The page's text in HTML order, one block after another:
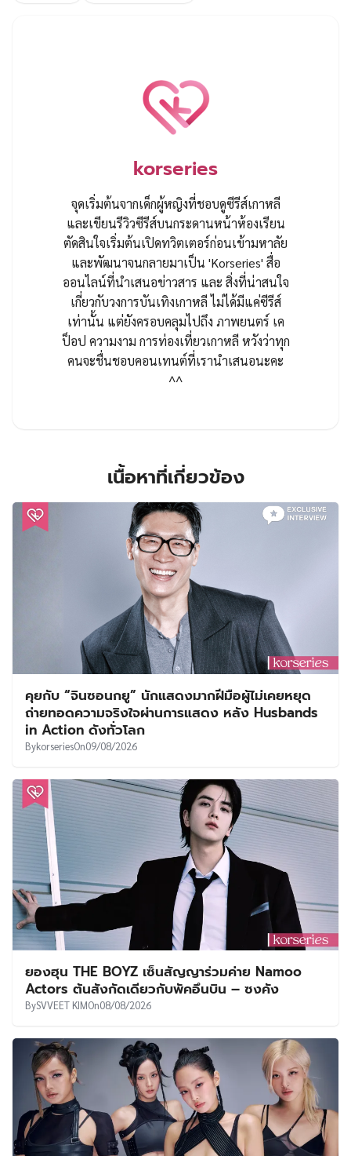
korseries
จุดเริ่มต้นจากเด็กผู้หญิงที่ชอบดูซีรีส์เกาหลี
และเขียนรีวิวซีรีส์บนกระดานหน้าห้องเรียน
ตัดสินใจเริ่มต้นเปิดทวิตเตอร์ก่อนเข้ามหาลัย
และพัฒนาจนกลายมาเป็น 'Korseries' สื่อ
ออนไลน์ที่นำเสนอข่าวสาร และ สิ่งที่น่าสนใจ
เกี่ยวกับวงการบันเทิงเกาหลี ไม่ได้มีแค่ซีรีส์
เท่านั้น แต่ยังครอบคลุมไปถึง ภาพยนตร์ เค
ป็อป ความงาม การท่องเที่ยวเกาหลี หวังว่าทุก
คนจะชื่นชอบคอนเทนต์ที่เรานำเสนอนะคะ
^^
เนื้อหาที่เกี่ยวข้อง
คุยกับ “จินซอนกยู” นักแสดงมากฝีมือผู้ไม่เคยหยุด
ถ่ายทอดความจริงใจผ่านการแสดง หลัง Husbands
in Action ดังทั่วโลก
BykorseriesOn09/08/2026
ยองฮุน THE BOYZ เซ็นสัญญาร่วมค่าย Namoo
Actors ต้นสังกัดเดียวกับพัคอึนบิน – ซงคัง
BySVVEET KIMOn08/08/2026